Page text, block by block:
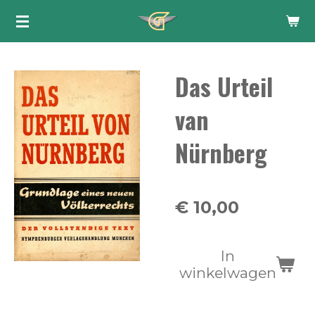
Ga
hoofdinhoud
Das Urteil
van
Nürnberg
€ 10,00
In
winkelwagen